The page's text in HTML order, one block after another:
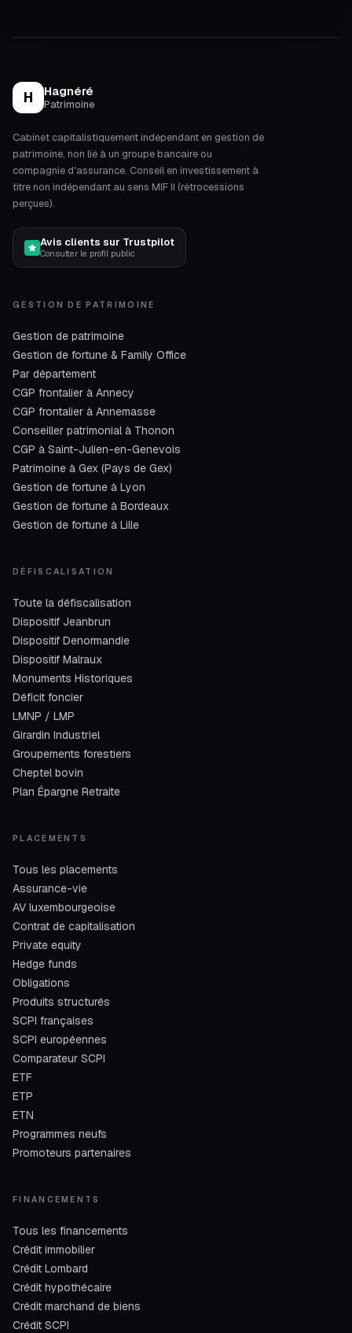
H Hagnéré
Patrimoine
Cabinet capitalistiquement indépendant en gestion de
patrimoine, non lié à un groupe bancaire ou
compagnie d'assurance. Conseil en investissement à
titre non indépendant au sens MIF II (rétrocessions
perçues).
Avis clients sur Trustpilot
Consulter le profil public
GESTION DE PATRIMOINE
Gestion de patrimoine
Gestion de fortune & Family Office
Par département
CGP frontalier à Annecy
CGP frontalier à Annemasse
Conseiller patrimonial à Thonon
CGP à Saint-Julien-en-Genevois
Patrimoine à Gex (Pays de Gex)
Gestion de fortune à Lyon
Gestion de fortune à Bordeaux
Gestion de fortune à Lille
DÉFISCALISATION
Toute la défiscalisation
Dispositif Jeanbrun
Dispositif Denormandie
Dispositif Malraux
Monuments Historiques
Déficit foncier
LMNP / LMP
Girardin Industriel
Groupements forestiers
Cheptel bovin
Plan Épargne Retraite
PLACEMENTS
Tous les placements
Assurance-vie
AV luxembourgeoise
Contrat de capitalisation
Private equity
Hedge funds
Obligations
Produits structurés
SCPI françaises
SCPI européennes
Comparateur SCPI
ETF
ETP
ETN
Programmes neufs
Promoteurs partenaires
FINANCEMENTS
Tous les financements
Crédit immobilier
Crédit Lombard
Crédit hypothécaire
Crédit marchand de biens
Crédit SCPI